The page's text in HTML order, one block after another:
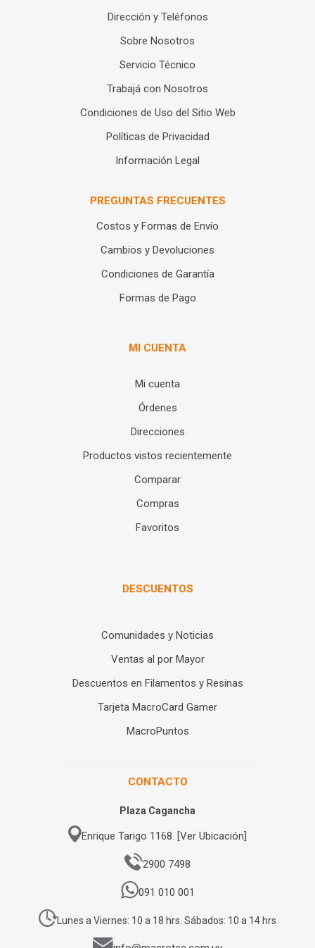
Dirección y Teléfonos
Sobre Nosotros
Servicio Técnico
Trabajá con Nosotros
Condiciones de Uso del Sitio Web
Políticas de Privacidad
Información Legal
PREGUNTAS FRECUENTES
Costos y Formas de Envío
Cambios y Devoluciones
Condiciones de Garantía
Formas de Pago
MI CUENTA
Mi cuenta
Órdenes
Direcciones
Productos vistos recientemente
Comparar
Compras
Favoritos
DESCUENTOS
Comunidades y Noticias
Ventas al por Mayor
Descuentos en Filamentos y Resinas
Tarjeta MacroCard Gamer
MacroPuntos
CONTACTO
Plaza Cagancha
Enrique Tarigo 1168. [Ver Ubicación]
2900 7498
091 010 001
Lunes a Viernes: 10 a 18 hrs. Sábados: 10 a 14 hrs